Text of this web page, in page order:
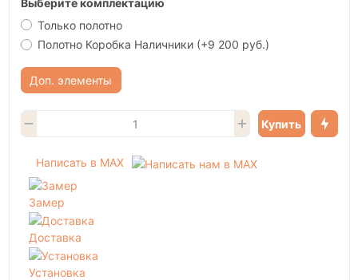
Выберите комплектацию
Только полотно
Полотно Коробка Наличники (+9 200 руб.)
Доп. элементы
Купить
Написать в MAX
Замер
Доставка
Установка